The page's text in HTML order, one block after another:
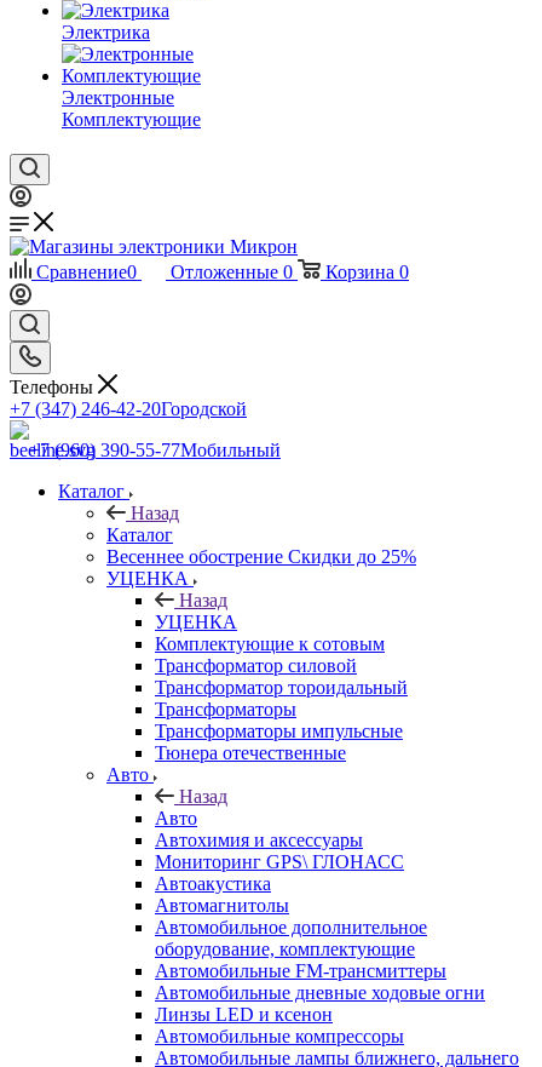
Электрика
Электронные
Комплектующие
Сравнение0 Отложенные 0 Корзина 0
Телефоны
+7 (347) 246-42-20Городской
+7 (960) 390-55-77Мобильный
Каталог
Назад
Каталог
Весеннее обострение Скидки до 25%
УЦЕНКА
Назад
УЦЕНКА
Комплектующие к сотовым
Трансформатор силовой
Трансформатор тороидальный
Трансформаторы
Трансформаторы импульсные
Тюнера отечественные
Авто
Назад
Авто
Автохимия и аксессуары
Мониторинг GPS\ ГЛОНАСС
Автоакустика
Автомагнитолы
Автомобильное дополнительное
оборудование, комплектующие
Автомобильные FM-трансмиттеры
Автомобильные дневные ходовые огни
Линзы LED и ксенон
Автомобильные компрессоры
Автомобильные лампы ближнего, дальнего